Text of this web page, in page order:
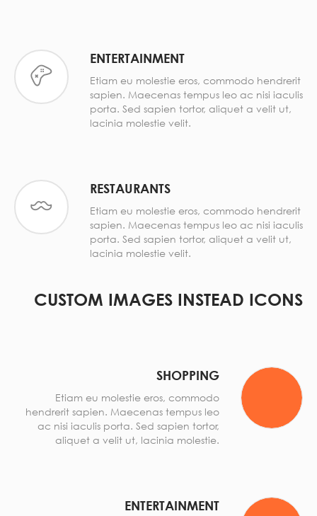
ENTERTAINMENT
Etiam eu molestie eros, commodo hendrerit
sapien. Maecenas tempus leo ac nisi iaculis
porta. Sed sapien tortor, aliquet a velit ut,
lacinia molestie velit.
RESTAURANTS
Etiam eu molestie eros, commodo hendrerit
sapien. Maecenas tempus leo ac nisi iaculis
porta. Sed sapien tortor, aliquet a velit ut,
lacinia molestie velit.
CUSTOM IMAGES INSTEAD ICONS
SHOPPING
Etiam eu molestie eros, commodo
hendrerit sapien. Maecenas tempus leo
ac nisi iaculis porta. Sed sapien tortor,
aliquet a velit ut, lacinia molestie.
ENTERTAINMENT